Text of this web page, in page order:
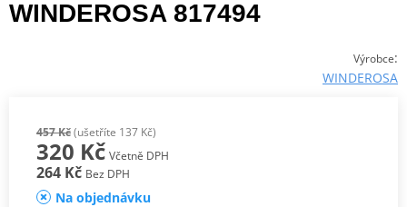
WINDEROSA 817494
Výrobce:
WINDEROSA
457 Kč(ušetříte 137 Kč)
320 Kč Včetně DPH
264 Kč Bez DPH
Na objednávku